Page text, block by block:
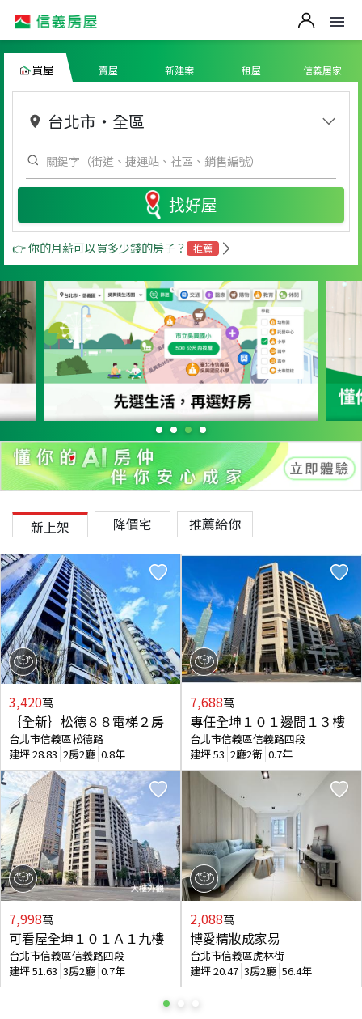
買屋 賣屋 新建案 租屋 信義居家
台北市 ・ 全區
找好屋
👉 你的月薪可以買多少錢的房子？ 推薦
新上架 降價宅 推薦給你
3,420萬
｛全新｝松德８８電梯２房
台北市信義區松德路
建坪28.83 2房2廳 0.8年
7,998萬
可看屋全坤１０１Ａ１九樓
台北市信義區信義路四段
建坪51.63 3房2廳 0.7年
7,688萬
專任全坤１０１邊間１３樓
台北市信義區信義路四段
建坪53 2廳2衛 0.7年
2,088萬
博愛精妝成家易
台北市信義區虎林街
建坪20.47 3房2廳 56.4年